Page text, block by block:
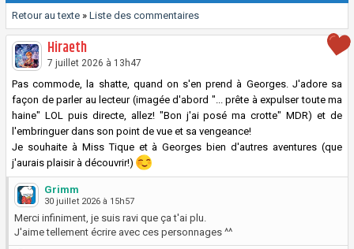
Retour au texte » Liste des commentaires
Hiraeth
7 juillet 2026 à 13h47
Pas commode, la shatte, quand on s'en prend à Georges. J'adore sa
façon de parler au lecteur (imagée d'abord "... prête à expulser toute ma
haine" LOL puis directe, allez! "Bon j'ai posé ma crotte" MDR) et de
l'embringuer dans son point de vue et sa vengeance!
Je souhaite à Miss Tique et à Georges bien d'autres aventures (que
j'aurais plaisir à découvrir!)
Grimm
30 juillet 2026 à 15h57
Merci infiniment, je suis ravi que ça t'ai plu.
J'aime tellement écrire avec ces personnages ^^